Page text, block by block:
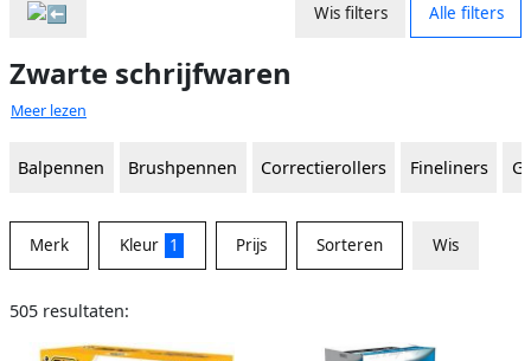
Wis filters Alle filters
Zwarte schrijfwaren
Meer lezen
Balpennen Brushpennen Correctierollers Fineliners
Merk Kleur 1 Prijs Sorteren Wis
505 resultaten: